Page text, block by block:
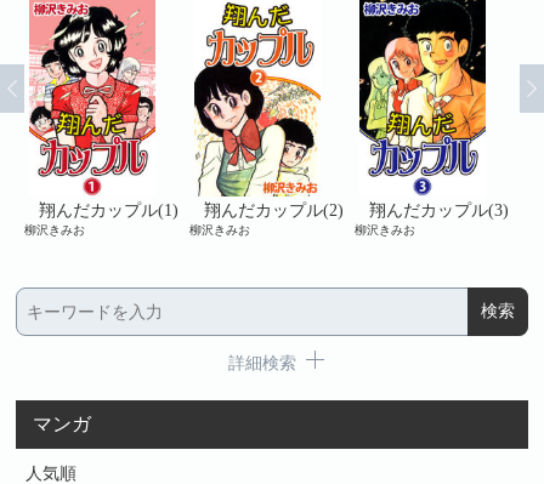
翔んだカップル(1)
柳沢きみお
翔んだカップル(2)
柳沢きみお
翔んだカップル(3)
柳沢きみお
詳細検索
マンガ
人気順